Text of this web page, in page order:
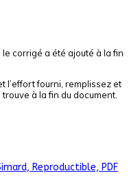
corrigé a été ajouté à la fin
l’effort fourni, remplissez et
à la fin du document.